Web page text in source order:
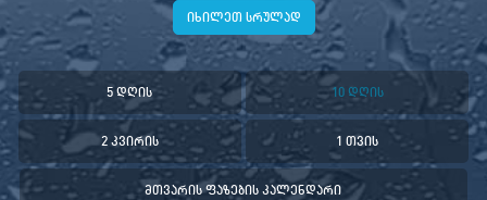
იხილეთ სრულად
5 დღის 10 დღის
2 კვირის 1 თვის
მთვარის ფაზების კალენდარი